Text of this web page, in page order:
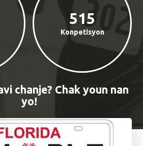
Konpetisyon
515
chanje? Chak youn nan
yo!